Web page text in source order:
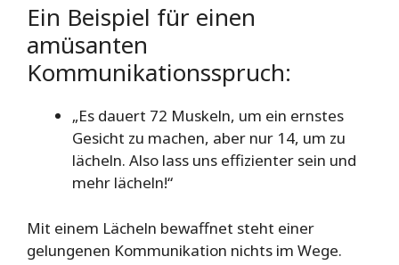
Ein Beispiel für einen
amüsanten
Kommunikationsspruch:
„Es dauert 72 Muskeln, um ein ernstes
Gesicht zu machen, aber nur 14, um zu
lächeln. Also lass uns effizienter sein und
mehr lächeln!“
Mit einem Lächeln bewaffnet steht einer
gelungenen Kommunikation nichts im Wege.